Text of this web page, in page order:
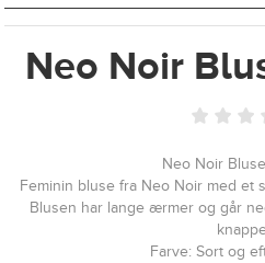
Neo Noir
Neo Noir
Feminin bluse fra Neo Noir med et
Blusen har lange ærmer og går
Farve: Sort og